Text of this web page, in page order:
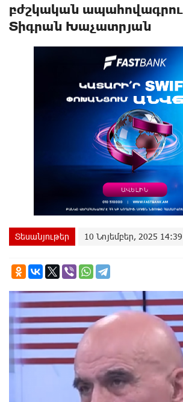
բժշկական
Տիգրան Խաչատրյան
Տեսանյութեր 10 Նոյեմբեր, 2025 14:39